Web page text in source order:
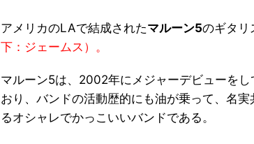
アメリカのLAで結成されたマルーン5のギタリ
下：ジェームス）。
マルーン5は、2002年にメジャーデビューを
おり、バンドの活動歴的にも油が乗って、名
るオシャレでかっこいいバンドである。